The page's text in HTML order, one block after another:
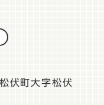
伏町大字松伏